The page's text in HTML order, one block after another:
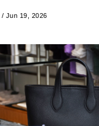
/ Jun 19, 2026